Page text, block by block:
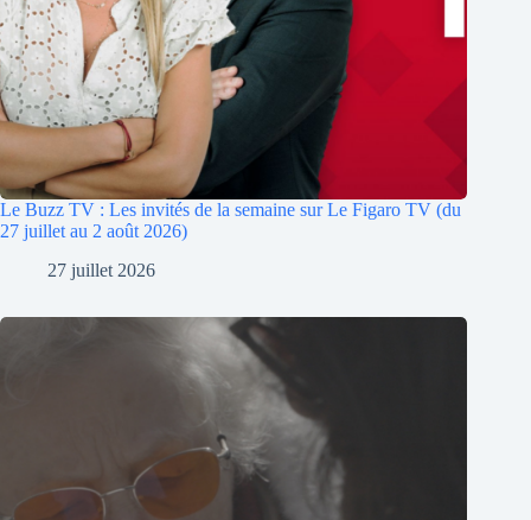
Le Buzz TV : Les invités de la semaine sur Le Figaro TV (du
27 juillet au 2 août 2026)
27 juillet 2026